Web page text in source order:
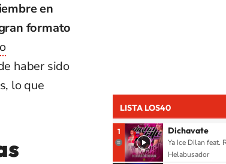
en
formato
haber sido
lo que
LISTA LOS40
1 Dichavate
Ya Ice Dilan feat.
Helabusador